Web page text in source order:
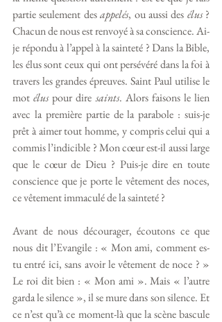
partie seulement des appelés, ou aussi des élus ?
Chacun de nous est renvoyé à sa conscience. Ai-
je répondu à l’appel à la sainteté ? Dans la Bible,
les élus sont ceux qui ont persévéré dans la foi à
travers les grandes épreuves. Saint Paul utilise le
mot élus pour dire saints. Alors faisons le lien
avec la première partie de la parabole : suis-je
prêt à aimer tout homme, y compris celui qui a
commis l’indicible ? Mon cœur est-il aussi large
que le cœur de Dieu ? Puis-je dire en toute
conscience que je porte le vêtement des noces,
ce vêtement immaculé de la sainteté ?
Avant de nous décourager, écoutons ce que
nous dit l’Evangile : « Mon ami, comment es-
tu entré ici, sans avoir le vêtement de noce ? »
Le roi dit bien : « Mon ami ». Mais « l’autre
garda le silence », il se mure dans son silence. Et
ce n’est qu’à ce moment-là que la scène bascule